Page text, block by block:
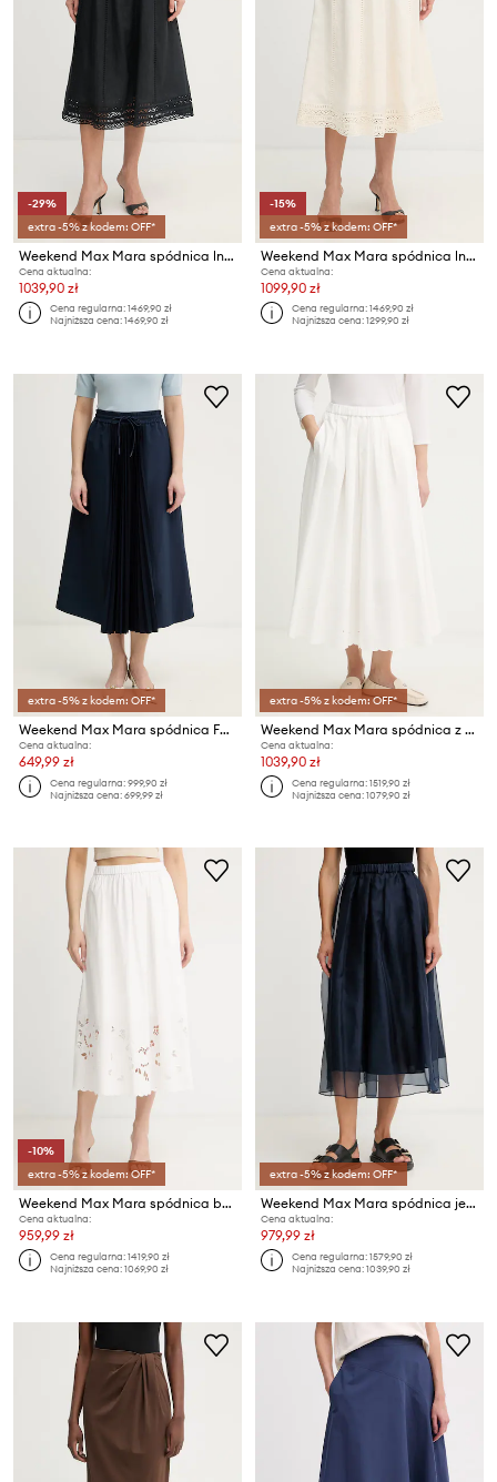
-29%
extra -5% z kodem: OFF*
Weekend Max Mara spódnica lniana GERGO
Cena aktualna:
1039,90 zł
Cena regularna:1469,90 zł
Najniższa cena:1469,90 zł
-15%
extra -5% z kodem: OFF*
Weekend Max Mara spódnica lniana GERGO
Cena aktualna:
1099,90 zł
Cena regularna:1469,90 zł
Najniższa cena:1299,90 zł
extra -5% z kodem: OFF*
Weekend Max Mara spódnica FOLK
Cena aktualna:
649,99 zł
Cena regularna:999,90 zł
Najniższa cena:699,99 zł
extra -5% z kodem: OFF*
Weekend Max Mara spódnica z dodatkiem lnu PIO
Cena aktualna:
1039,90 zł
Cena regularna:1519,90 zł
Najniższa cena:1079,90 zł
-10%
extra -5% z kodem: OFF*
Weekend Max Mara spódnica bawełniana CARAVAN
Cena aktualna:
959,99 zł
Cena regularna:1419,90 zł
Najniższa cena:1069,90 zł
extra -5% z kodem: OFF*
Weekend Max Mara spódnica jedwabna VISINO
Cena aktualna:
979,99 zł
Cena regularna:1579,90 zł
Najniższa cena:1039,90 zł